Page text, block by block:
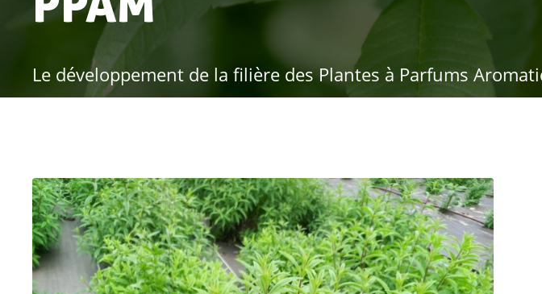
Le développement de la filière des Plantes à Parfums